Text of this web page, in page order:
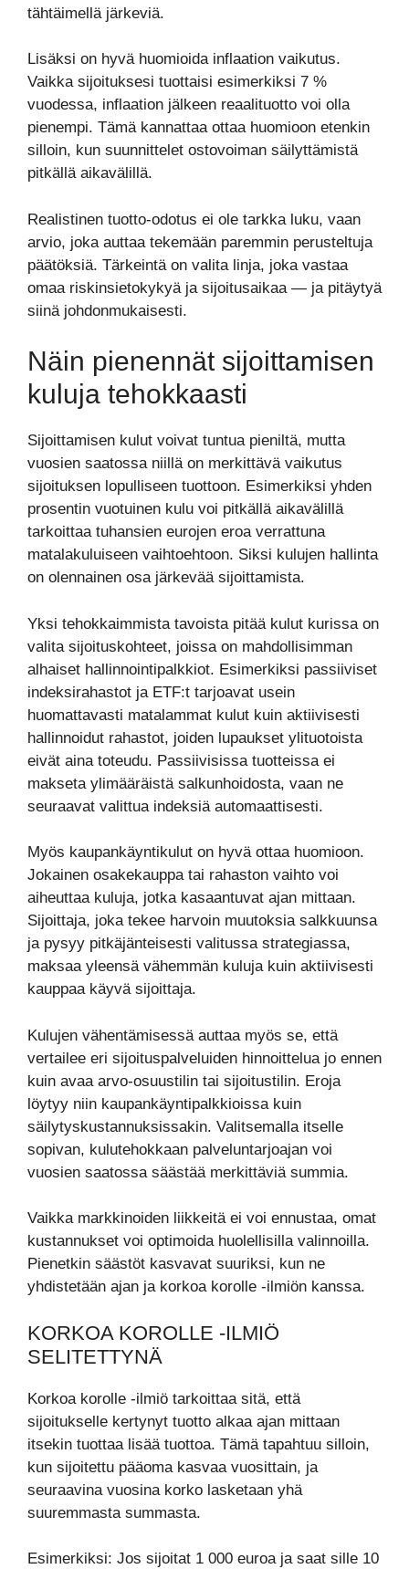
tähtäimellä järkeviä.
Lisäksi on hyvä huomioida inflaation vaikutus.
Vaikka sijoituksesi tuottaisi esimerkiksi 7 %
vuodessa, inflaation jälkeen reaalituotto voi olla
pienempi. Tämä kannattaa ottaa huomioon etenkin
silloin, kun suunnittelet ostovoiman säilyttämistä
pitkällä aikavälillä.
Realistinen tuotto-odotus ei ole tarkka luku, vaan
arvio, joka auttaa tekemään paremmin perusteltuja
päätöksiä. Tärkeintä on valita linja, joka vastaa
omaa riskinsietokykyä ja sijoitusaikaa — ja pitäytyä
siinä johdonmukaisesti.
Näin pienennät sijoittamisen
kuluja tehokkaasti
Sijoittamisen kulut voivat tuntua pieniltä, mutta
vuosien saatossa niillä on merkittävä vaikutus
sijoituksen lopulliseen tuottoon. Esimerkiksi yhden
prosentin vuotuinen kulu voi pitkällä aikavälillä
tarkoittaa tuhansien eurojen eroa verrattuna
matalakuluiseen vaihtoehtoon. Siksi kulujen hallinta
on olennainen osa järkevää sijoittamista.
Yksi tehokkaimmista tavoista pitää kulut kurissa on
valita sijoituskohteet, joissa on mahdollisimman
alhaiset hallinnointipalkkiot. Esimerkiksi passiiviset
indeksirahastot ja ETF:t tarjoavat usein
huomattavasti matalammat kulut kuin aktiivisesti
hallinnoidut rahastot, joiden lupaukset ylituotoista
eivät aina toteudu. Passiivisissa tuotteissa ei
makseta ylimääräistä salkunhoidosta, vaan ne
seuraavat valittua indeksiä automaattisesti.
Myös kaupankäyntikulut on hyvä ottaa huomioon.
Jokainen osakekauppa tai rahaston vaihto voi
aiheuttaa kuluja, jotka kasaantuvat ajan mittaan.
Sijoittaja, joka tekee harvoin muutoksia salkkuunsa
ja pysyy pitkäjänteisesti valitussa strategiassa,
maksaa yleensä vähemmän kuluja kuin aktiivisesti
kauppaa käyvä sijoittaja.
Kulujen vähentämisessä auttaa myös se, että
vertailee eri sijoituspalveluiden hinnoittelua jo ennen
kuin avaa arvo-osuustilin tai sijoitustilin. Eroja
löytyy niin kaupankäyntipalkkioissa kuin
säilytyskustannuksissakin. Valitsemalla itselle
sopivan, kulutehokkaan palveluntarjoajan voi
vuosien saatossa säästää merkittäviä summia.
Vaikka markkinoiden liikkeitä ei voi ennustaa, omat
kustannukset voi optimoida huolellisilla valinnoilla.
Pienetkin säästöt kasvavat suuriksi, kun ne
yhdistetään ajan ja korkoa korolle -ilmiön kanssa.
KORKOA KOROLLE -ILMIÖ
SELITETTYNÄ
Korkoa korolle -ilmiö tarkoittaa sitä, että
sijoitukselle kertynyt tuotto alkaa ajan mittaan
itsekin tuottaa lisää tuottoa. Tämä tapahtuu silloin,
kun sijoitettu pääoma kasvaa vuosittain, ja
seuraavina vuosina korko lasketaan yhä
suuremmasta summasta.
Esimerkiksi: Jos sijoitat 1 000 euroa ja saat sille 10